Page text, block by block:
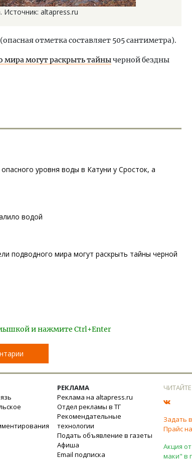
Источник: altapress.ru
отметка составляет 505 сантиметра).
мира могут раскрыть тайнычерной бездны
уровня воды в Катуни у Сросток, а
водой
подводного мира могут раскрыть тайны черной
и нажмите Ctrl+Enter
РЕКЛАМА
Реклама на altapress.ru
Отдел рекламы в ТГ
Рекомендательные
технологии
Подать объявление в газеты
Афиша
Email подписка
Задать
Прайс
Акция
маки" в